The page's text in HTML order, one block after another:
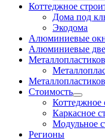
Коттеджное
Дома под
Экодома
Алюминиевые
Алюминиевые
Стоимость
Коттеджное
Каркасное
Модульное
Регионы